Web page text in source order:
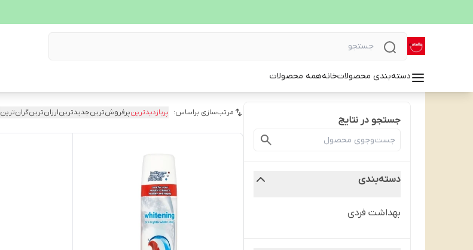
دسته‌بندی محصولاتخانههمه محصولات
جستجو در نتایج
دسته‌بندی
بهداشت فردی
مرتب‌سازی براساس: پربازدیدترینپرفروش‌ترینجدیدترینارزان‌ترینگران‌ترین